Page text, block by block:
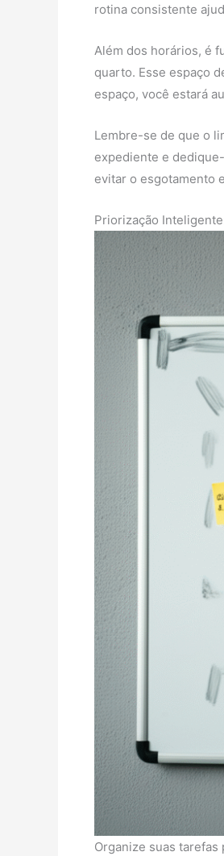
rotina consistente
Além dos horários, é
quarto. Esse espaço
espaço, você estará
Lembre-se de que o
expediente e
evitar o esgotamento
Priorização
Organize suas